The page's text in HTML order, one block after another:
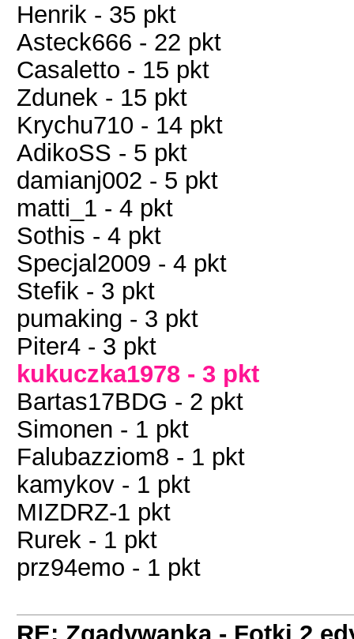
Henrik - 35 pkt
Asteck666 - 22 pkt
Casaletto - 15 pkt
Zdunek - 15 pkt
Krychu710 - 14 pkt
AdikoSS - 5 pkt
damianj002 - 5 pkt
matti_1 - 4 pkt
Sothis - 4 pkt
Specjal2009 - 4 pkt
Stefik - 3 pkt
pumaking - 3 pkt
Piter4 - 3 pkt
kukuczka1978 - 3 pkt
Bartas17BDG - 2 pkt
Simonen - 1 pkt
Falubazziom8 - 1 pkt
kamykov - 1 pkt
MIZDRZ-1 pkt
Rurek - 1 pkt
prz94emo - 1 pkt
RE: Zgadywanka - Fotki 2